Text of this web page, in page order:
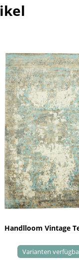
Handlloom Vintage
Varianten